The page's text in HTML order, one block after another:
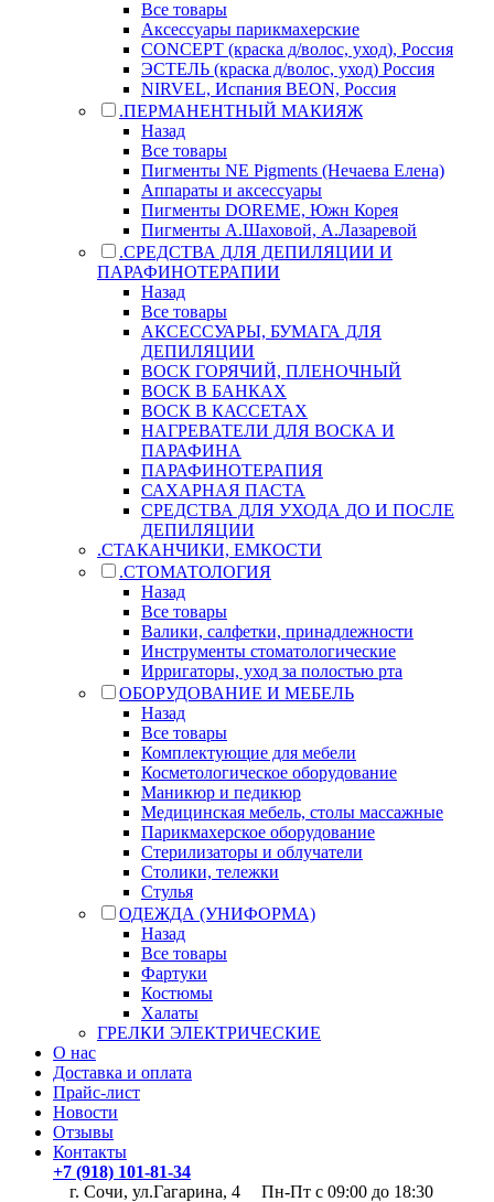
Все товары
Аксессуары парикмахерские
CONCEPT (краска д/волос, уход), Россия
ЭСТЕЛЬ (краска д/волос, уход) Россия
NIRVEL, Испания BEON, Россия
.ПЕРМАНЕНТНЫЙ МАКИЯЖ
Назад
Все товары
Пигменты NE Pigments (Нечаева Елена)
Аппараты и аксессуары
Пигменты DOREME, Южн Корея
Пигменты А.Шаховой, А.Лазаревой
.СРЕДСТВА ДЛЯ ДЕПИЛЯЦИИ И
ПАРАФИНОТЕРАПИИ
Назад
Все товары
АКСЕССУАРЫ, БУМАГА ДЛЯ
ДЕПИЛЯЦИИ
ВОСК ГОРЯЧИЙ, ПЛЕНОЧНЫЙ
ВОСК В БАНКАХ
ВОСК В КАССЕТАХ
НАГРЕВАТЕЛИ ДЛЯ ВОСКА И
ПАРАФИНА
ПАРАФИНОТЕРАПИЯ
САХАРНАЯ ПАСТА
СРЕДСТВА ДЛЯ УХОДА ДО И ПОСЛЕ
ДЕПИЛЯЦИИ
.СТАКАНЧИКИ, ЕМКОСТИ
.СТОМАТОЛОГИЯ
Назад
Все товары
Валики, салфетки, принадлежности
Инструменты стоматологические
Ирригаторы, уход за полостью рта
ОБОРУДОВАНИЕ И МЕБЕЛЬ
Назад
Все товары
Комплектующие для мебели
Косметологическое оборудование
Маникюр и педикюр
Медицинская мебель, столы массажные
Парикмахерское оборудование
Стерилизаторы и облучатели
Столики, тележки
Стулья
ОДЕЖДА (УНИФОРМА)
Назад
Все товары
Фартуки
Костюмы
Халаты
ГРЕЛКИ ЭЛЕКТРИЧЕСКИЕ
О нас
Доставка и оплата
Прайс-лист
Новости
Отзывы
Контакты
+7 (918) 101-81-34
г. Сочи, ул.Гагарина, 4
Пн-Пт с 09:00 до 18:30